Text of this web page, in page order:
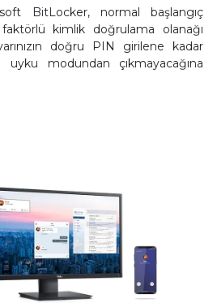
BitLocker, normal başlangıç
kimlik doğrulama olanağı
doğru PIN girilene kadar
uyku modundan çıkmayacağına